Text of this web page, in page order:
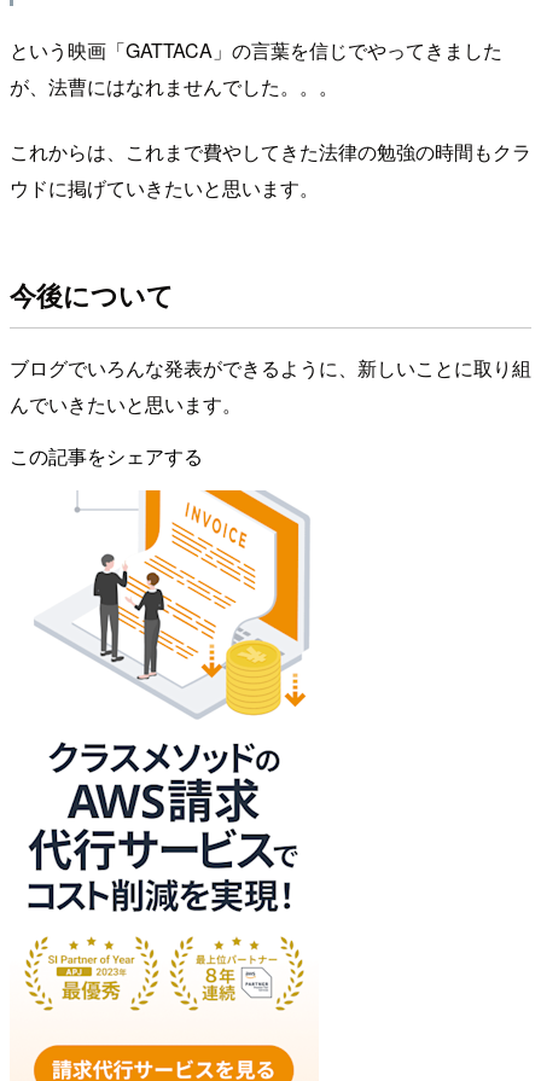
という映画「GATTACA」の言葉を信じでやってきました
が、法曹にはなれませんでした。。。
これからは、これまで費やしてきた法律の勉強の時間もクラ
ウドに掲げていきたいと思います。
今後について
ブログでいろんな発表ができるように、新しいことに取り組
んでいきたいと思います。
この記事をシェアする